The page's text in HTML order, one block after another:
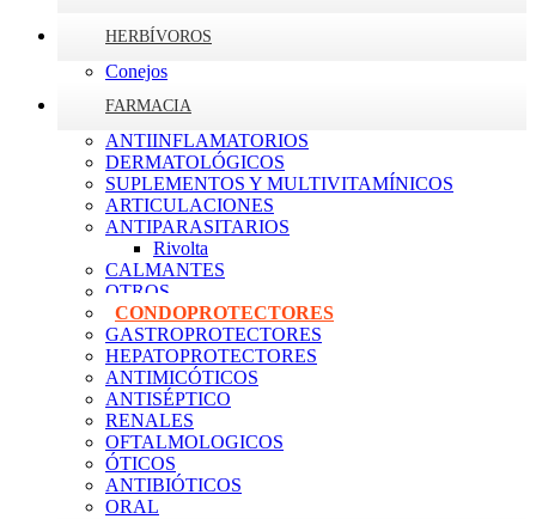
HERBÍVOROS
Conejos
FARMACIA
ANTIINFLAMATORIOS
DERMATOLÓGICOS
SUPLEMENTOS Y MULTIVITAMÍNICOS
ARTICULACIONES
ANTIPARASITARIOS
Rivolta
CALMANTES
OTROS
CONDOPROTECTORES
GASTROPROTECTORES
HEPATOPROTECTORES
ANTIMICÓTICOS
ANTISÉPTICO
RENALES
OFTALMOLOGICOS
ÓTICOS
ANTIBIÓTICOS
ORAL